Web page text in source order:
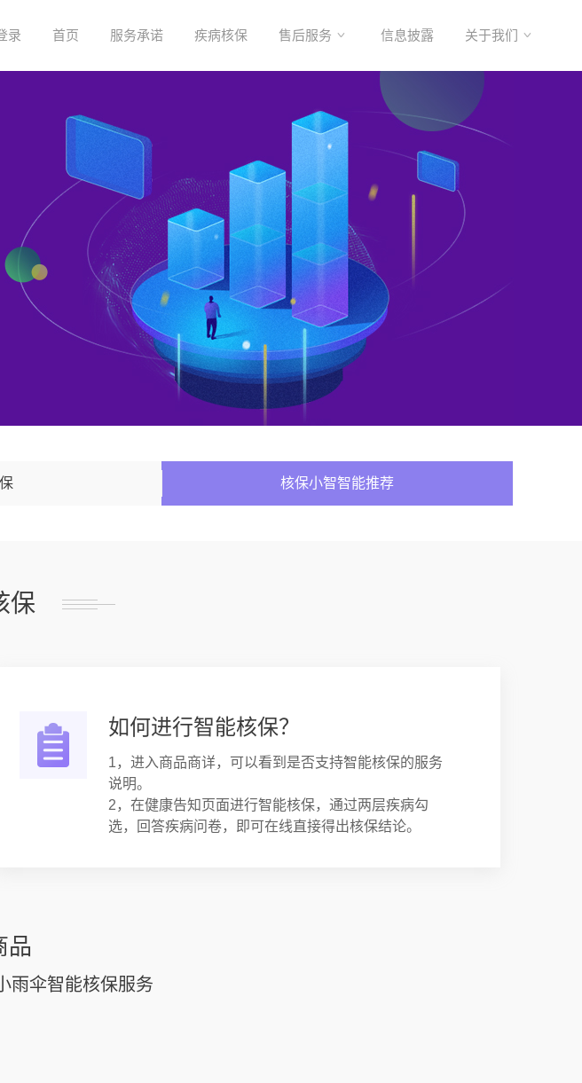
录 首页 服务承诺 疾病核保 售后服务 信息披露 关于我们
核保小智智能推荐
保
如何进行智能核保？
1，进入商品商详，可以看到是否支持智能核保的服务
说明。
2，在健康告知页面进行智能核保，通过两层疾病勾
选，回答疾病问卷，即可在线直接得出核保结论。
品
雨伞智能核保服务